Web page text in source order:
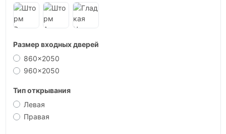
Размер входных дверей
860x2050
960x2050
Тип открывания
Левая
Правая